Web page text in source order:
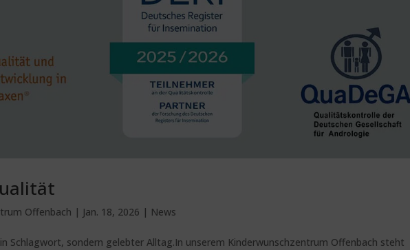
Offenbach | Jan. 18, 2026 | News
Schlagwort, sondern gelebter Alltag.In unserem Kinderwunschzentrum Offenbach steht